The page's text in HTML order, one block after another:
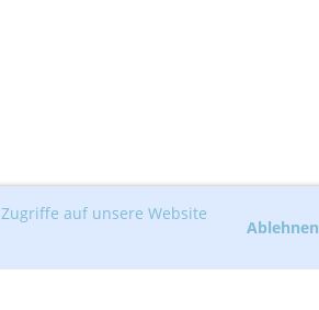
auf unsere Website
Ablehnen